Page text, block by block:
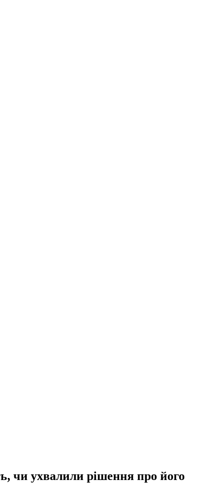
чи ухвалили рішення про його